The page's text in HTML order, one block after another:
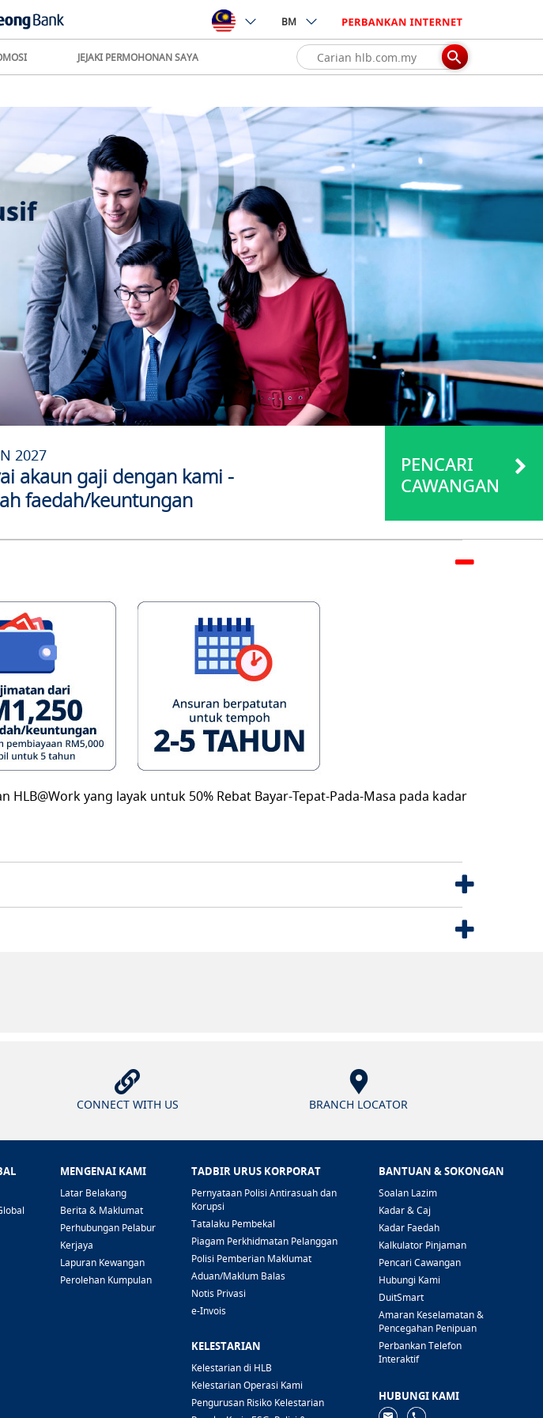
BM
JEJAKI PERMOHONAN SAYA
2027
akaun gaji dengan kami -
faedah/keuntungan
PENCARI
CAWANGAN
yang layak untuk 50% Rebat Bayar-Tepat-Pada-Masa pada kadar
CONNECT WITH US BRANCH LOCATOR
MENGENAI KAMI
Latar Belakang
Berita & Maklumat
Perhubungan Pelabur
Kerjaya
Lapuran Kewangan
Perolehan Kumpulan
TADBIR URUS KORPORAT
Pernyataan Polisi Antirasuah dan
Korupsi
Tatalaku Pembekal
Piagam Perkhidmatan Pelanggan
Polisi Pemberian Maklumat
Aduan/Maklum Balas
Notis Privasi
e-Invois
KELESTARIAN
Kelestarian di HLB
Kelestarian Operasi Kami
Pengurusan Risiko Kelestarian
BANTUAN & SOKONGAN
Soalan Lazim
Kadar & Caj
Kadar Faedah
Kalkulator Pinjaman
Pencari Cawangan
Hubungi Kami
DuitSmart
Amaran Keselamatan &
Pencegahan Penipuan
Perbankan Telefon
Interaktif
HUBUNGI KAMI